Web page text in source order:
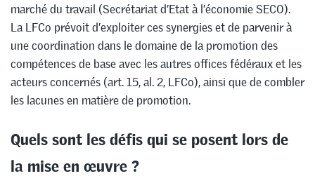
marché du travail (Secrétariat d’Etat à l’économie SECO).
La LFCo prévoit d’exploiter ces synergies et de parvenir à
une coordination dans le domaine de la promotion des
compétences de base avec les autres offices fédéraux et les
acteurs concernés (art. 15, al. 2, LFCo), ainsi que de combler
les lacunes en matière de promotion.
Quels sont les défis qui se posent lors de
la mise en œuvre ?